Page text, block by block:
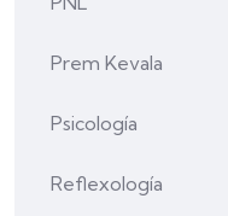
Prem Kevala
Psicología
Reflexología